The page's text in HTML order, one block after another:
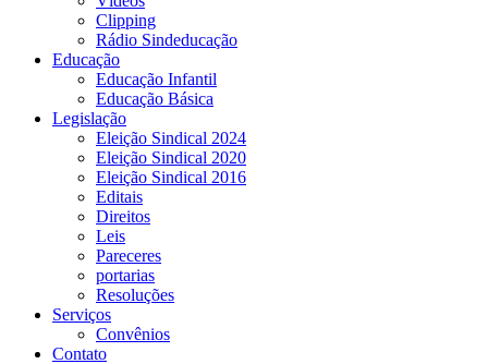
Clipping
Rádio Sindeducação
Educação
Educação Infantil
Educação Básica
Legislação
Eleição Sindical 2024
Eleição Sindical 2020
Eleição Sindical 2016
Editais
Direitos
Leis
Pareceres
portarias
Resoluções
Serviços
Convênios
Contato